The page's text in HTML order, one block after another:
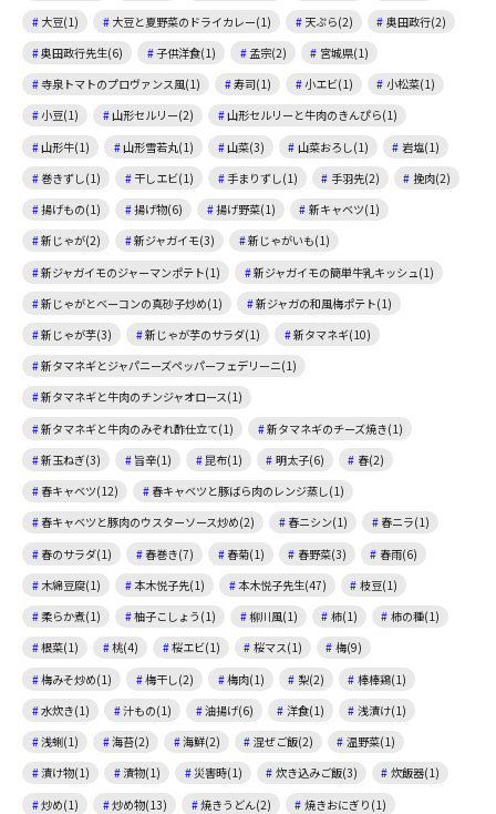
大豆(1)
大豆と夏野菜のドライカレー(1) 天ぷら(2)
奥田政行(2)
奥田政行先生(6)
子供洋食(1) 孟宗(2)
宮城県(1)
寺泉トマトのプロヴァンス風(1)
寿司(1) 小エビ(1)
小松菜(1)
小豆(1)
山形セルリー(2)
山形セルリーと牛肉のきんぴら(1)
山形牛(1)
山形雪若丸(1) 山菜(3) 山菜おろし(1)
岩塩(1)
巻きずし(1)
干しエビ(1) 手まりずし(1) 手羽先(2)
挽肉(2)
揚げもの(1)
揚げ物(6) 揚げ野菜(1)
新キャベツ(1)
新じゃが(2)
新ジャガイモ(3)
新じゃがいも(1)
新ジャガイモのジャーマンポテト(1)
新ジャガイモの簡単牛乳キッシュ(1)
新じゃがとベーコンの真砂子炒め(1)
新ジャガの和風梅ポテト(1)
新じゃが芋(3)
新じゃが芋のサラダ(1)
新タマネギ(10)
新タマネギとジャパニーズペッパーフェデリーニ(1)
新タマネギと牛肉のチンジャオロース(1)
新タマネギと牛肉のみぞれ酢仕立て(1)
新タマネギのチーズ焼き(1)
新玉ねぎ(3)
旨辛(1) 昆布(1) 明太子(6)
春(2)
春キャベツ(12)
春キャベツと豚ばら肉のレンジ蒸し(1)
春キャベツと豚肉のウスターソース炒め(2)
春ニシン(1)
春ニラ(1)
春のサラダ(1)
春巻き(7) 春菊(1) 春野菜(3)
春雨(6)
木綿豆腐(1)
本木悦子先(1) 本木悦子先生(47)
枝豆(1)
柔らか煮(1)
柚子こしょう(1) 柳川風(1) 柿(1)
柿の種(1)
根菜(1)
桃(4) 桜エビ(1) 桜マス(1)
梅(9)
梅みそ炒め(1)
梅干し(2) 梅肉(1) 梨(2)
棒棒鶏(1)
水炊き(1)
汁もの(1) 油揚げ(6) 洋食(1)
浅漬け(1)
浅蜊(1)
海苔(2) 海鮮(2) 混ぜご飯(2)
温野菜(1)
漬け物(1)
漬物(1) 災害時(1) 炊き込みご飯(3)
炊飯器(1)
炒め(1)
炒め物(13) 焼きうどん(2) 焼きおにぎり(1)